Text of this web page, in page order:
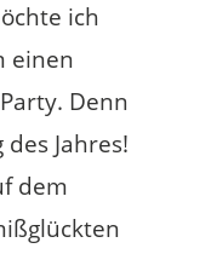
ich
einen
Denn
Jahres!
dem